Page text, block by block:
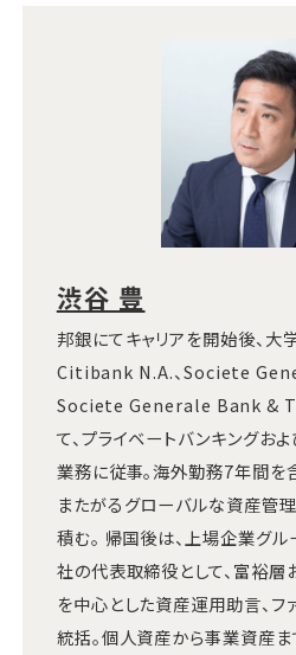
渋谷 豊
邦銀にてキャリアを開始後、大
Citibank N.A.、Societe
Societe Generale Bank &
て、プライベートバンキングお
業務に従事。海外勤務7年間を
またがるグローバルな資産管
積む。 帰国後は、上場企業グ
社の代表取締役として、富裕
を中心とした資産運用助言、フ
統括。個人資産から事業資産